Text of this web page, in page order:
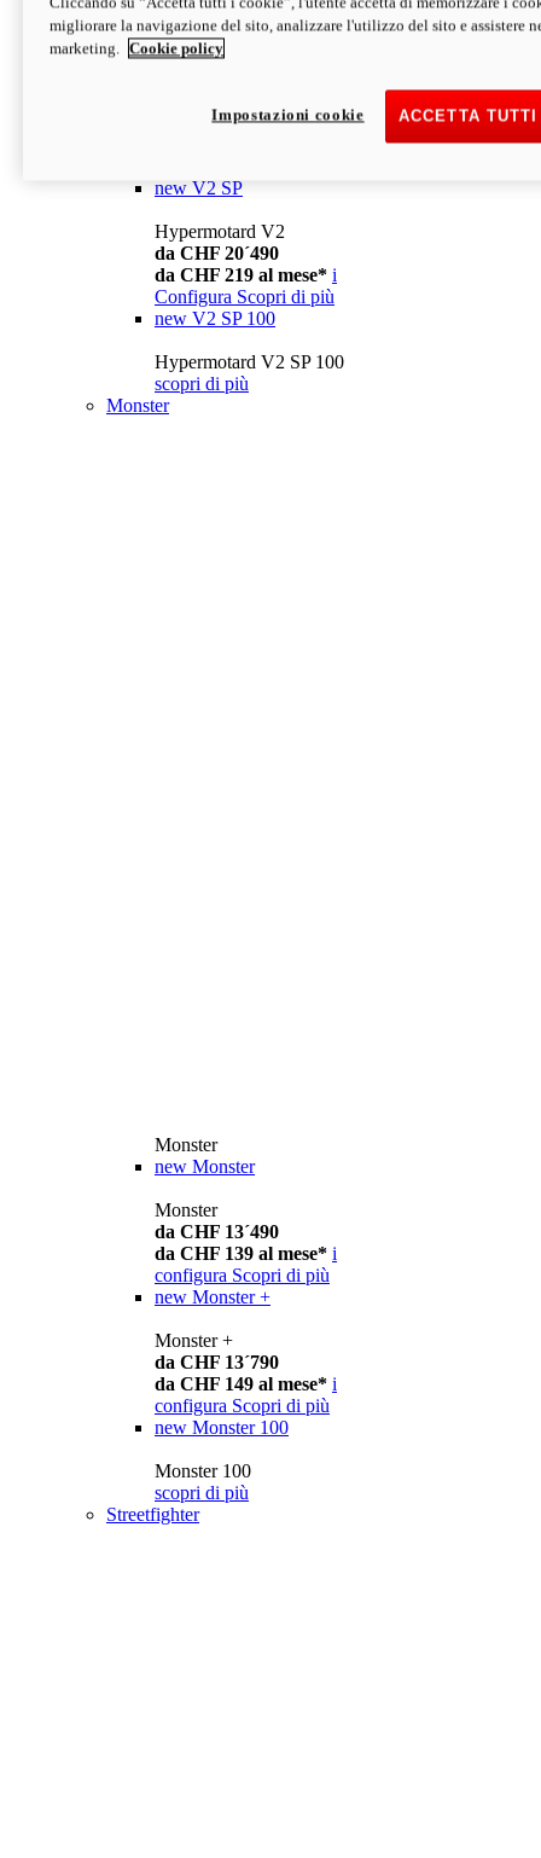
da CHF 13´990
Configura Scopri di più
newV2
da CHF 15´990
new V2 SP
Hypermotard V2
da CHF 20´490
da CHF 219 al mese* i
Configura Scopri di più
new V2 SP 100
Hypermotard V2 SP 100
scopri di più
Monster
Monster
new Monster
Monster
da CHF 13´490
da CHF 139 al mese* i
configura Scopri di più
new Monster +
Monster +
da CHF 13´790
da CHF 149 al mese* i
configura Scopri di più
new Monster 100
Monster 100
scopri di più
Streetfighter
migliorare la navigazione del sito, analizzare l'utilizzo del sito e assistere
marketing.
Cookie policy
ACCETTA
Impostazioni cookie